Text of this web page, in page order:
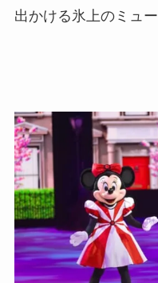
出かける氷上のミュー